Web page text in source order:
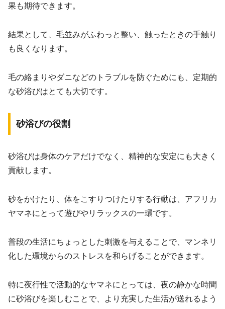
果も期待できます。
結果として、毛並みがふわっと整い、触ったときの手触り
も良くなります。
毛の絡まりやダニなどのトラブルを防ぐためにも、定期的
な砂浴びはとても大切です。
砂浴びの役割
砂浴びは身体のケアだけでなく、精神的な安定にも大きく
貢献します。
砂をかけたり、体をこすりつけたりする行動は、アフリカ
ヤマネにとって遊びやリラックスの一環です。
普段の生活にちょっとした刺激を与えることで、マンネリ
化した環境からのストレスを和らげることができます。
特に夜行性で活動的なヤマネにとっては、夜の静かな時間
に砂浴びを楽しむことで、より充実した生活が送れるよう